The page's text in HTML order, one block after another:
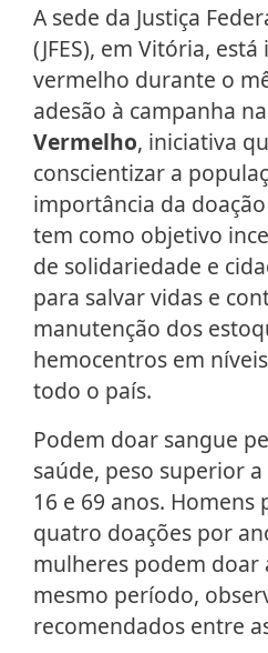
A sede da Justiça
(JFES), em Vitória,
vermelho durante o
adesão à campanha
Vermelho, iniciativa
conscientizar a
importância da
tem como objetivo
de solidariedade e
para salvar vidas e
manutenção dos
hemocentros em
todo o país.
Podem doar sangue
saúde, peso superior
16 e 69 anos.
quatro doações por
mulheres podem doar
mesmo período,
recomendados entre